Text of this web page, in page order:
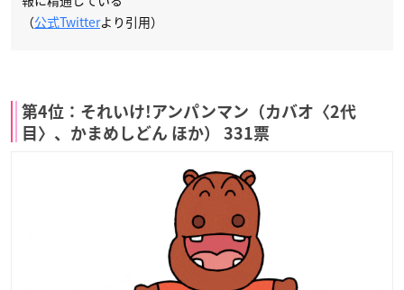
（公式Twitterより引用）
第4位：それいけ!アンパンマン（カバオ〈2代
目〉、かまめしどん ほか） 331票